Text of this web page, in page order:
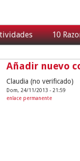
10
Añadir nuevo
Claudia (no verificado)
Dom, 24/11/2013 - 21:59
enlace permanente